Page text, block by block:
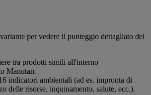
per vedere il punteggio dettagliato del
tra prodotti simili all'interno
Manutan.
indicatori ambientali (ad es. impronta di
delle risorse, inquinamento, salute, ecc.).